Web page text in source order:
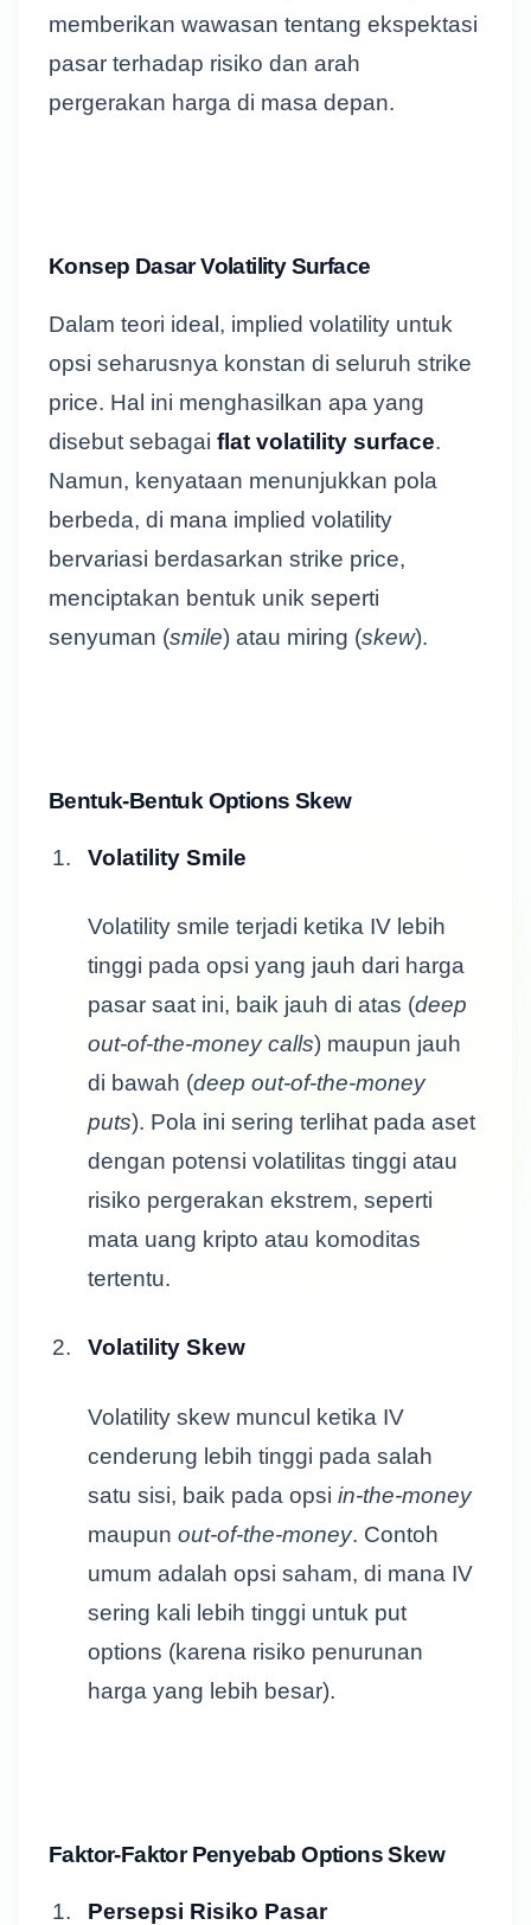
memberikan wawasan tentang ekspektasi
pasar terhadap risiko dan arah
pergerakan harga di masa depan.
Konsep Dasar Volatility Surface
Dalam teori ideal, implied volatility untuk
opsi seharusnya konstan di seluruh strike
price. Hal ini menghasilkan apa yang
disebut sebagai flat volatility surface.
Namun, kenyataan menunjukkan pola
berbeda, di mana implied volatility
bervariasi berdasarkan strike price,
menciptakan bentuk unik seperti
senyuman (smile) atau miring (skew).
Bentuk-Bentuk Options Skew
Volatility Smile
Volatility smile terjadi ketika IV lebih
tinggi pada opsi yang jauh dari harga
pasar saat ini, baik jauh di atas (deep
out-of-the-money calls) maupun jauh
di bawah (deep out-of-the-money
puts). Pola ini sering terlihat pada aset
dengan potensi volatilitas tinggi atau
risiko pergerakan ekstrem, seperti
mata uang kripto atau komoditas
tertentu.
Volatility Skew
Volatility skew muncul ketika IV
cenderung lebih tinggi pada salah
satu sisi, baik pada opsiin-the-money
maupunout-of-the-money. Contoh
umum adalah opsi saham, di mana IV
sering kali lebih tinggi untuk put
options (karena risiko penurunan
harga yang lebih besar).
Faktor-Faktor Penyebab Options Skew
Persepsi Risiko Pasar